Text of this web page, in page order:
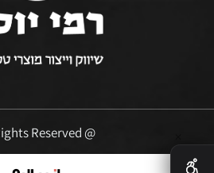
@ All Rights Reserved